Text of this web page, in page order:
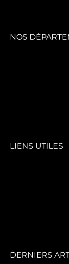
NOS
LIENS UTILES
DERNIERS